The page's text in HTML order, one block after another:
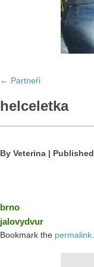
← Partneři
helceletka
By Veterina | Published
brno
jalovydvur
Bookmark the permalink